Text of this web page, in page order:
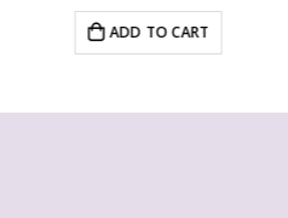
ADD TO CART